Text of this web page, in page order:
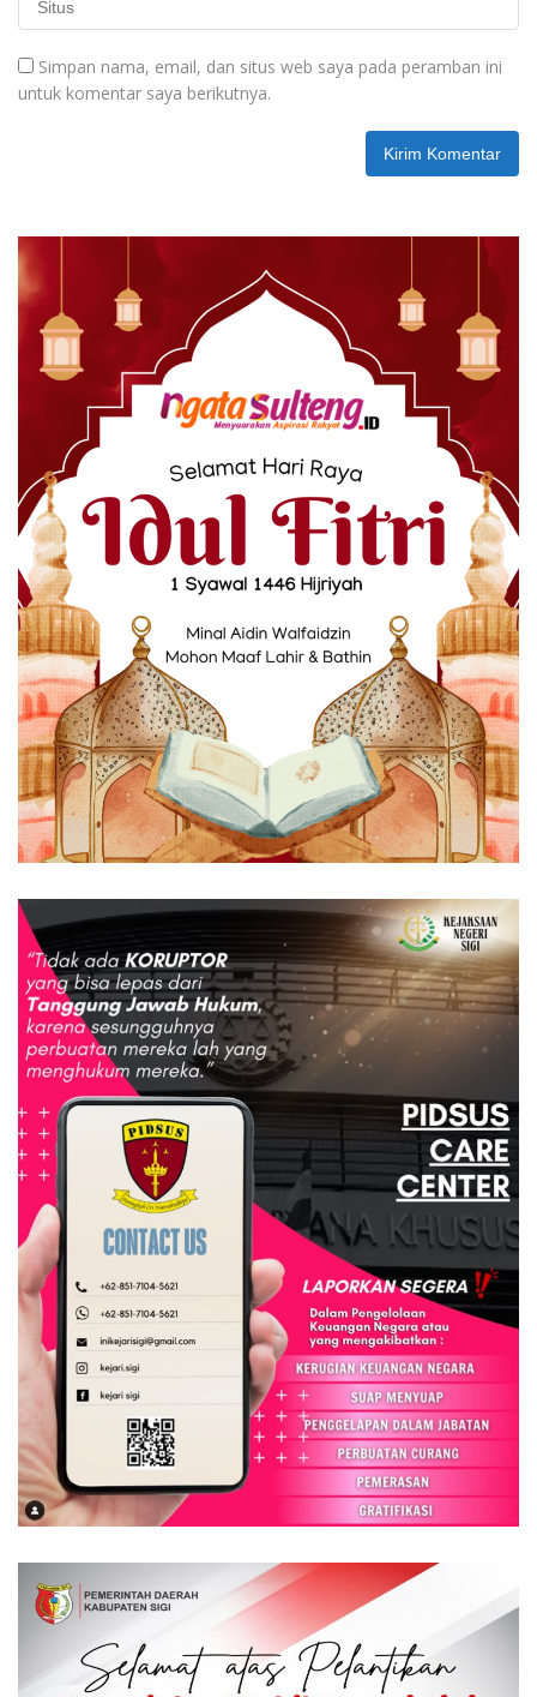
Simpan nama, email, dan situs web saya pada peramban ini
untuk komentar saya berikutnya.